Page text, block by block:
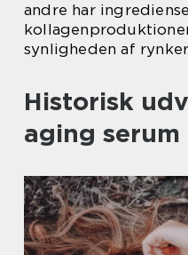
andre har
synligheden af
Historisk
aging serum